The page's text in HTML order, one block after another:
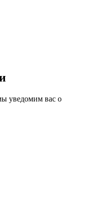
уведомим вас о